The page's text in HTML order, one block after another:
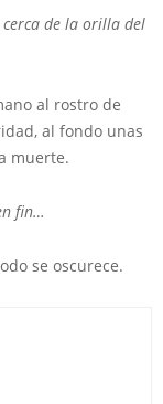
de la orilla del
al rostro de
al fondo unas
muerte.
fin…
se oscurece.